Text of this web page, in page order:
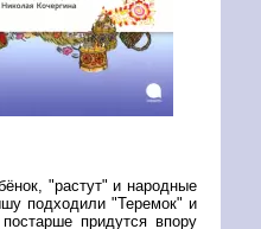
"растут" и народные
подходили "Теремок" и
придутся впору